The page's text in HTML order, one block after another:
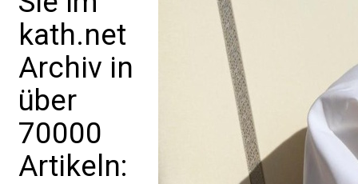
kath.net
Archiv in
über
70000
Artikeln: